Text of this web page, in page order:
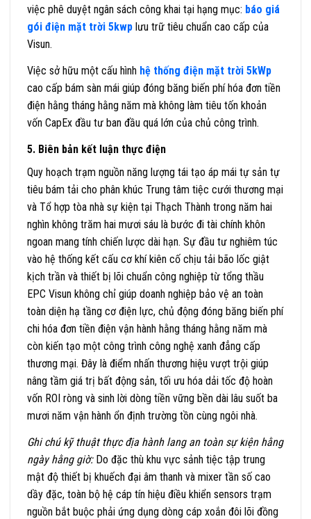
việc phê duyệt ngân sách công khai tại hạng mục: báo giá
gói điện mặt trời 5kwp lưu trữ tiêu chuẩn cao cấp của
Visun.
Việc sở hữu một cấu hình hệ thống điện mặt trời 5kWp
cao cấp bám sàn mái giúp đóng băng biến phí hóa đơn tiền
điện hằng tháng hằng năm mà không làm tiêu tốn khoản
vốn CapEx đầu tư ban đầu quá lớn của chủ công trình.
5. Biên bản kết luận thực điện
Quy hoạch trạm nguồn năng lượng tái tạo áp mái tự sản tự
tiêu bám tải cho phân khúc Trung tâm tiệc cưới thương mại
và Tổ hợp tòa nhà sự kiện tại Thạch Thành trong năm hai
nghìn không trăm hai mươi sáu là bước đi tài chính khôn
ngoan mang tính chiến lược dài hạn. Sự đầu tư nghiêm túc
vào hệ thống kết cấu cơ khí kiên cố chịu tải bão lốc giật
kịch trần và thiết bị lõi chuẩn công nghiệp từ tổng thầu
EPC Visun không chỉ giúp doanh nghiệp bảo vệ an toàn
toàn diện hạ tầng cơ điện lực, chủ động đóng băng biến phí
chi hóa đơn tiền điện vận hành hằng tháng hằng năm mà
còn kiến tạo một công trình công nghệ xanh đẳng cấp
thương mại. Đây là điểm nhấn thương hiệu vượt trội giúp
nâng tầm giá trị bất động sản, tối ưu hóa dải tốc độ hoàn
vốn ROI ròng và sinh lời dòng tiền vững bền dài lâu suốt ba
mươi năm vận hành ổn định trường tồn cùng ngôi nhà.
Ghi chú kỹ thuật thực địa hành lang an toàn sự kiện hằng
ngày hằng giờ:Do đặc thù khu vực sảnh tiệc tập trung
mật độ thiết bị khuếch đại âm thanh và mixer tần số cao
dầy đặc, toàn bộ hệ cáp tín hiệu điều khiển sensors trạm
nguồn bắt buộc phải ứng dụng dòng cáp xoắn đôi lõi đồng